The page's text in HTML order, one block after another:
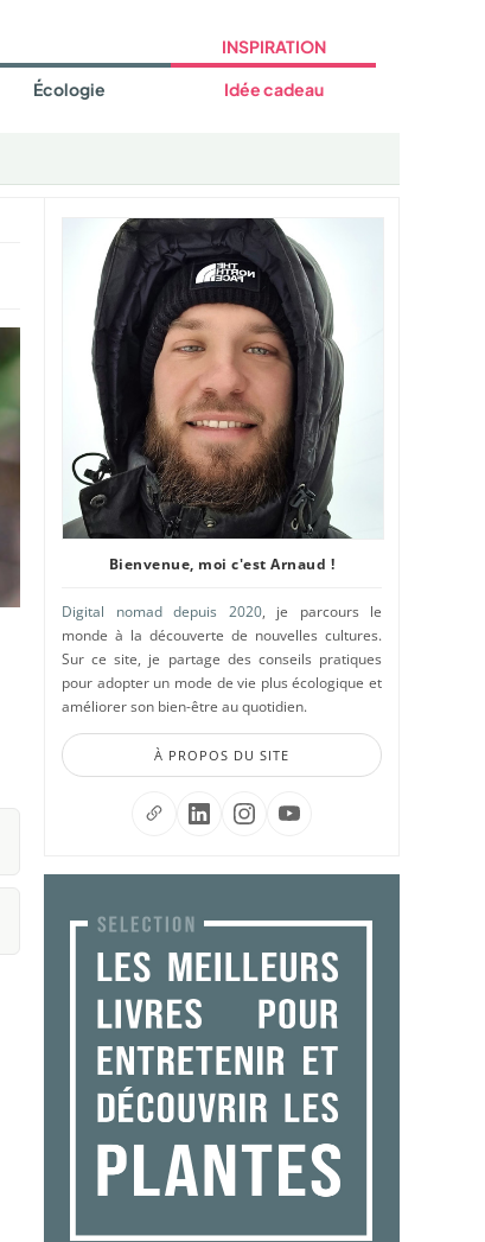
Écologie
INSPIRATION
Idée cadeau
Bienvenue, moi c'est Arnaud !
Digital nomad depuis 2020, je parcours le
monde à la découverte de nouvelles cultures.
Sur ce site, je partage des conseils pratiques
pour adopter un mode de vie plus écologique et
améliorer son bien-être au quotidien.
À PROPOS DU SITE